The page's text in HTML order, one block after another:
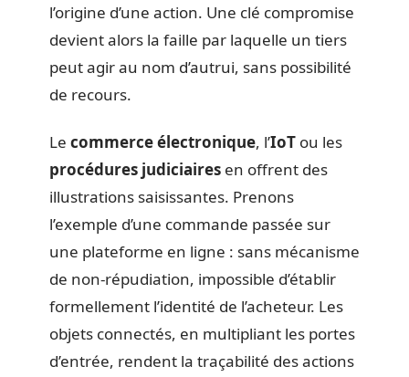
l’origine d’une action. Une clé compromise
devient alors la faille par laquelle un tiers
peut agir au nom d’autrui, sans possibilité
de recours.
Le commerce électronique, l’IoT ou les
procédures judiciaires en offrent des
illustrations saisissantes. Prenons
l’exemple d’une commande passée sur
une plateforme en ligne : sans mécanisme
de non-répudiation, impossible d’établir
formellement l’identité de l’acheteur. Les
objets connectés, en multipliant les portes
d’entrée, rendent la traçabilité des actions